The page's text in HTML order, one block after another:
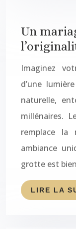
Un
Imaginez
d’une
naturelle,
millénaires.
remplace la
ambiance
grotte est
LIRE LA